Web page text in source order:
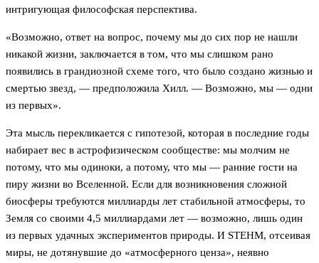
интригующая философская перспектива.
«Возможно, ответ на вопрос, почему мы до сих пор не нашли
никакой жизни, заключается в том, что мы слишком рано
появились в грандиозной схеме того, что было создано жизнью и
смертью звезд, — предположила Хилл. — Возможно, мы — одни
из первых».
Эта мысль перекликается с гипотезой, которая в последние годы
набирает вес в астрофизическом сообществе: мы молчим не
потому, что мы одиноки, а потому, что мы — ранние гости на
пиру жизни во Вселенной. Если для возникновения сложной
биосферы требуются миллиарды лет стабильной атмосферы, то
Земля со своими 4,5 миллиардами лет — возможно, лишь один
из первых удачных экспериментов природы. И STEHM, отсеивая
миры, не дотянувшие до «атмосферного ценза», неявно